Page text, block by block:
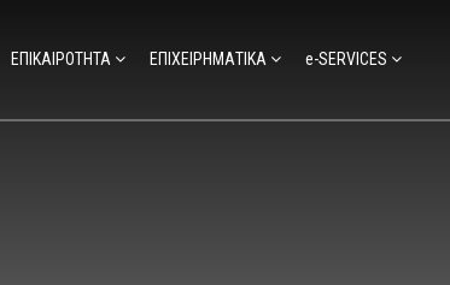
ΕΠΙΚΑΙΡΟΤΗΤΑ ΕΠΙΧΕΙΡΗΜΑΤΙΚΑ e-SERVICES